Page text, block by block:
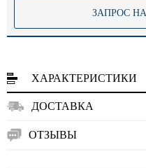
ЗАПРОС
ХАРАКТЕРИСТИКИ
ДОСТАВКА
ОТЗЫВЫ